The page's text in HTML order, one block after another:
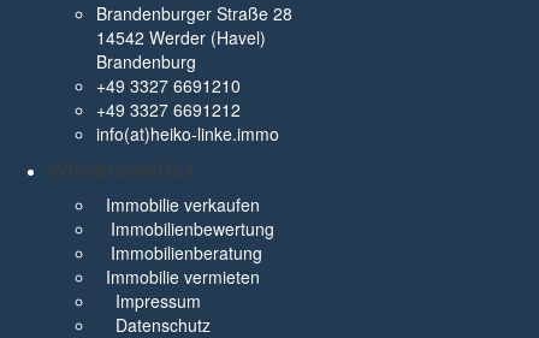
Brandenburger Straße 28
14542 Werder (Havel)
Brandenburg
+49 3327 6691210
+49 3327 6691212
info(at)heiko-linke.immo
Wissenswertes
Immobilie verkaufen
Immobilienbewertung
Immobilienberatung
Immobilie vermieten
Impressum
Datenschutz